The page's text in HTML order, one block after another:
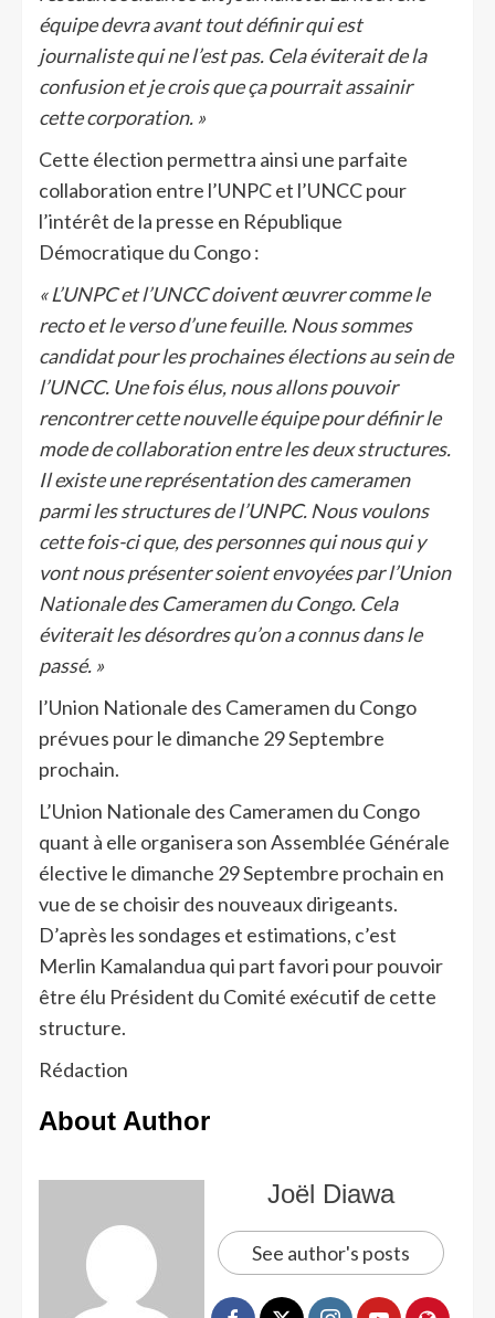
équipe devra avant tout définir qui est
journaliste qui ne l’est pas. Cela éviterait de la
confusion et je crois que ça pourrait assainir
cette corporation. »
Cette élection permettra ainsi une parfaite
collaboration entre l’UNPC et l’UNCC pour
l’intérêt de la presse en République
Démocratique du Congo :
« L’UNPC et l’UNCC doivent œuvrer comme le
recto et le verso d’une feuille. Nous sommes
candidat pour les prochaines élections au sein de
l’UNCC. Une fois élus, nous allons pouvoir
rencontrer cette nouvelle équipe pour définir le
mode de collaboration entre les deux structures.
Il existe une représentation des cameramen
parmi les structures de l’UNPC. Nous voulons
cette fois-ci que, des personnes qui nous qui y
vont nous présenter soient envoyées par l’Union
Nationale des Cameramen du Congo. Cela
éviterait les désordres qu’on a connus dans le
passé. »
l’Union Nationale des Cameramen du Congo
prévues pour le dimanche 29 Septembre
prochain.
L’Union Nationale des Cameramen du Congo
quant à elle organisera son Assemblée Générale
élective le dimanche 29 Septembre prochain en
vue de se choisir des nouveaux dirigeants.
D’après les sondages et estimations, c’est
Merlin Kamalandua qui part favori pour pouvoir
être élu Président du Comité exécutif de cette
structure.
Rédaction
About Author
Joël Diawa
See author's posts